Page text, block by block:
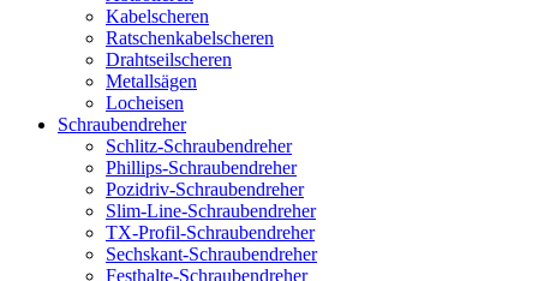
Kabelscheren
Ratschenkabelscheren
Drahtseilscheren
Metallsägen
Locheisen
Schraubendreher
Schlitz-Schraubendreher
Phillips-Schraubendreher
Pozidriv-Schraubendreher
Slim-Line-Schraubendreher
TX-Profil-Schraubendreher
Sechskant-Schraubendreher
Festhalte-Schraubendreher